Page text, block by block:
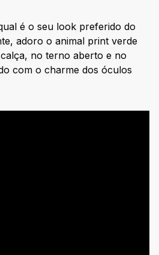
é o seu look preferido do
adoro o animal print verde
no terno aberto e no
com o charme dos óculos